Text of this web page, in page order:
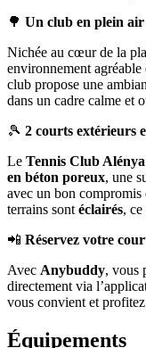
🌳 Un club en plein air
Nichée au cœur de la
environnement
club propose une
dans un cadre calme et
🎾 2 courts extérieurs
Le Tennis Club Alénya
en béton poreux, une
avec un bon
terrains sont éclairés,
📲 Réservez votre
Avec Anybuddy, vous
directement via
vous convient et
Équipements